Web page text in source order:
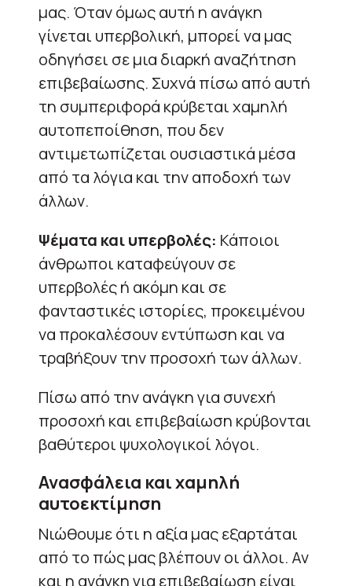
μας. Όταν όμως αυτή η ανάγκη
γίνεται υπερβολική, μπορεί να μας
οδηγήσει σε μια διαρκή αναζήτηση
επιβεβαίωσης. Συχνά πίσω από αυτή
τη συμπεριφορά κρύβεται χαμηλή
αυτοπεποίθηση, που δεν
αντιμετωπίζεται ουσιαστικά μέσα
από τα λόγια και την αποδοχή των
άλλων.
Ψέματα και υπερβολές: Κάποιοι
άνθρωποι καταφεύγουν σε
υπερβολές ή ακόμη και σε
φανταστικές ιστορίες, προκειμένου
να προκαλέσουν εντύπωση και να
τραβήξουν την προσοχή των άλλων.
Πίσω από την ανάγκη για συνεχή
προσοχή και επιβεβαίωση κρύβονται
βαθύτεροι ψυχολογικοί λόγοι.
Ανασφάλεια και χαμηλή
αυτοεκτίμηση
Νιώθουμε ότι η αξία μας εξαρτάται
από το πώς μας βλέπουν οι άλλοι. Αν
και η ανάγκη για επιβεβαίωση είναι